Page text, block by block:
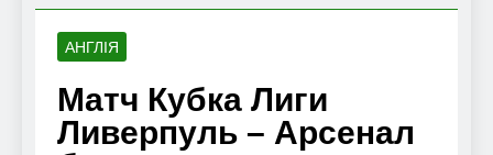
АНГЛІЯ
Матч Кубка Лиги
Ливерпуль – Арсенал